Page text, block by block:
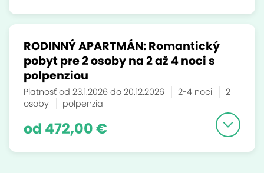
RODINNÝ APARTMÁN: Romantický
pobyt pre 2 osoby na 2 až 4 noci s
polpenziou
Platnosť od 23.1.2026 do 20.12.2026 2-4 noci
2
osoby
polpenzia
od 472,00 €